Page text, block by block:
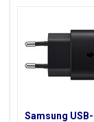
Samsung